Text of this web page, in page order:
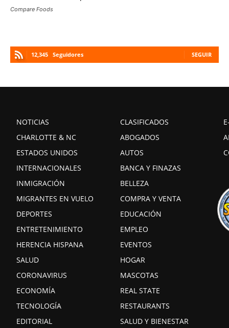
Compare Foods
12,345 Seguidores SEGUIR
NOTICIAS
CHARLOTTE & NC
ESTADOS UNIDOS
INTERNACIONALES
INMIGRACIÓN
MIGRANTES EN VUELO
DEPORTES
ENTRETENIMIENTO
HERENCIA HISPANA
SALUD
CORONAVIRUS
ECONOMÍA
TECNOLOGÍA
EDITORIAL
CLASIFICADOS
ABOGADOS
AUTOS
BANCA Y FINAZAS
BELLEZA
COMPRA Y VENTA
EDUCACIÓN
EMPLEO
EVENTOS
HOGAR
MASCOTAS
REAL STATE
RESTAURANTS
SALUD Y BIENESTAR